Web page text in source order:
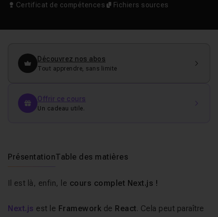
Certificat de compétences
Fichiers sources
Découvrez nos abos
Tout apprendre, sans limite
Offrir ce cours
Un cadeau utile.
PrésentationTable des matières
Il est là, enfin, le cours complet Next.js !
Next.js est le Framework de React. Cela peut paraître